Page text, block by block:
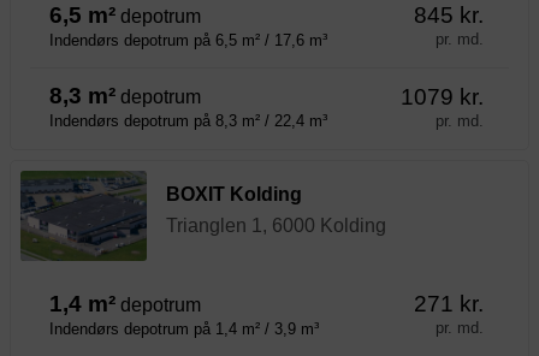
6,5 m² depotrum
Indendørs depotrum på 6,5 m² / 17,6 m³
845 kr.
pr. md.
8,3 m² depotrum
Indendørs depotrum på 8,3 m² / 22,4 m³
1079 kr.
pr. md.
BOXIT Kolding
Trianglen 1, 6000 Kolding
1,4 m² depotrum
Indendørs depotrum på 1,4 m² / 3,9 m³
271 kr.
pr. md.